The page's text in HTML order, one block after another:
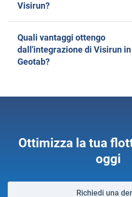
Visirun?
Quali vantaggi ottengo
dall'integrazione di Visirun in
Geotab?
Ottimizza la tua
oggi
Richiedi una